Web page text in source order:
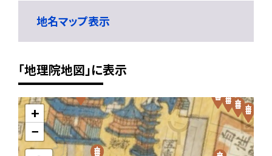
地名マップ表示
「地理院地図」に表示
+
−